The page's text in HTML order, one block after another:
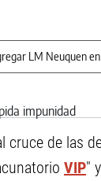
LM Neuquen en
de las
VIP"